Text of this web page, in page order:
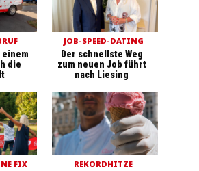
die
JOB-SPEED-DATING
Der schnellste Weg
zum neuen Job führt
nach Liesing
FIX REKORDHITZE